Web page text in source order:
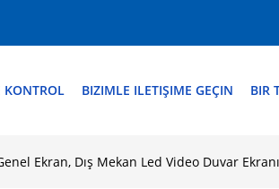
KONTROL BIZIMLE ILETIŞIME GEÇIN BIR
Ekran, Dış Mekan Led Video Duvar